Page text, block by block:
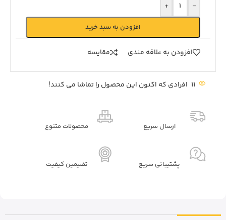
-
+
افزودن به سبد خرید
افزودن به علاقه مندی مقايسه
11 افرادی که اکنون این محصول را تماشا می کنند!
ارسال سریع محصولات متنوع
پشتیبانی سریع تضیمین کیفیت